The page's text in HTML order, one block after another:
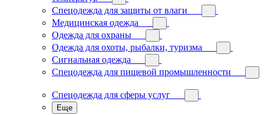
Спецодежда для защиты от влаги
Медицинская одежда
Одежда для охраны
Одежда для охоты, рыбалки, туризма
Сигнальная одежда
Спецодежда для пищевой промышленности
Спецодежда для сферы услуг
Еще